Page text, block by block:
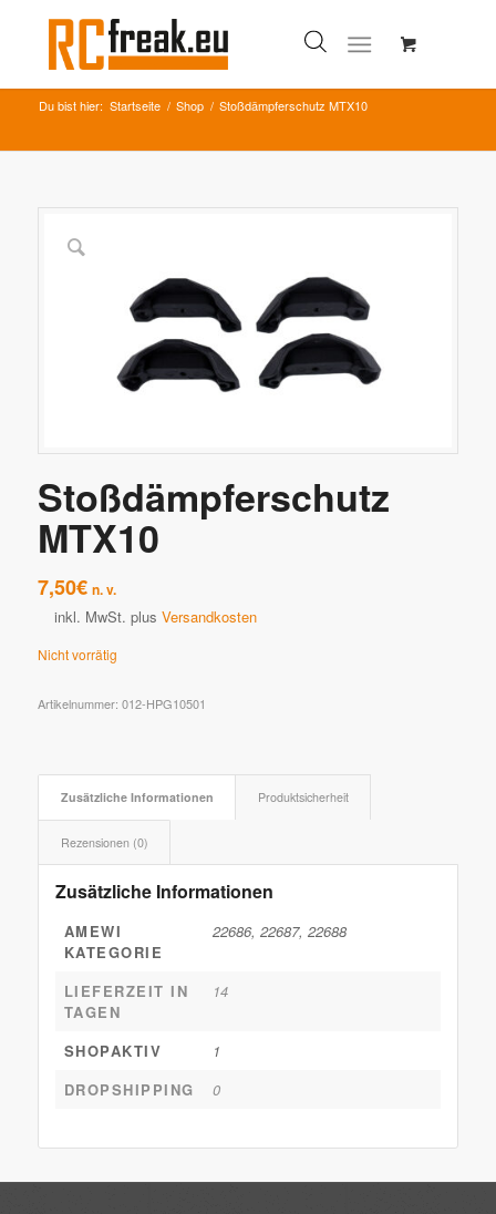
Du bist hier: Startseite / Shop / Stoßdämpferschutz MTX10
Stoßdämpferschutz
MTX10
7,50€ n. v.
inkl. MwSt. plus Versandkosten
Nicht vorrätig
Artikelnummer: 012-HPG10501
Zusätzliche Informationen Produktsicherheit
Rezensionen (0)
Zusätzliche Informationen
AMEWI
KATEGORIE
22686, 22687, 22688
LIEFERZEIT IN
TAGEN
14
SHOPAKTIV
1
DROPSHIPPING
0